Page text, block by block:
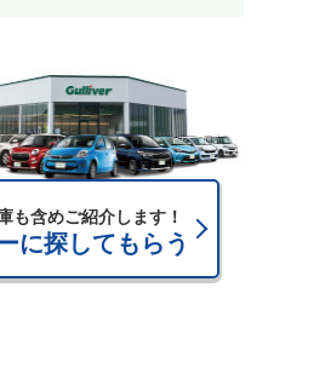
も含めご紹介します！
に探してもらう